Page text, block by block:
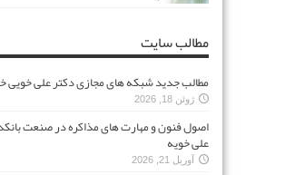
مطالب سایت
مطالب جدید شبکه های مجازی دکتر علی خویی
ژوئن 18, 2026
اصول فنون و مهارت های مذاکره در صنعت
علی خویه
آوریل 21, 2026